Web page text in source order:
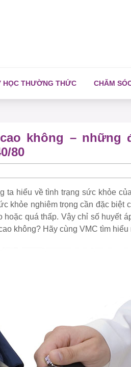
HỌC THƯỜNG THỨC CHĂM
cao không – những
80
ta hiểu về tình trạng sức khỏe
khỏe nghiêm trọng cần đặc biệt
quá thấp. Vậy chỉ số huyết
không? Hãy cùng VMC tìm